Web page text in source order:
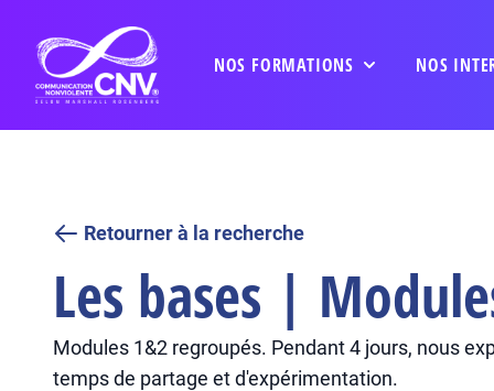
NOS FORMATIONS NOS
Retourner à la recherche
Les bases |
Modules 1&2 regroupés. Pendant 4 jours, nous
temps de partage et d'expérimentation.